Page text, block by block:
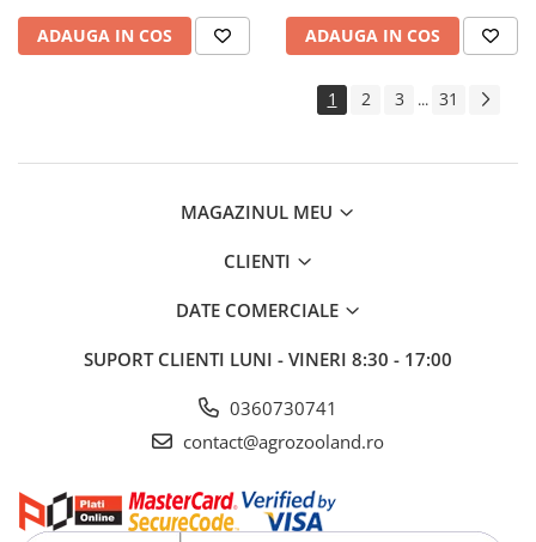
ADAUGA IN COS ADAUGA IN COS
1 2 3 ... 31
MAGAZINUL MEU
CLIENTI
DATE COMERCIALE
SUPORT CLIENTI LUNI - VINERI 8:30 - 17:00
0360730741
contact@agrozooland.ro